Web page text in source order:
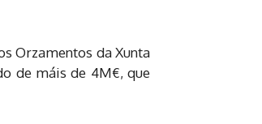
Orzamentos da Xunta
de máis de 4M€, que